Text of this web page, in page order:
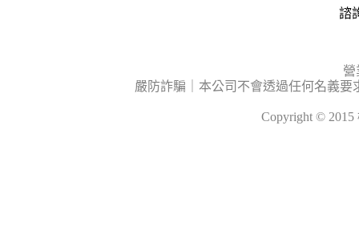
諮
營
嚴防詐騙｜本公司不會透過任何名義
Copyright ©